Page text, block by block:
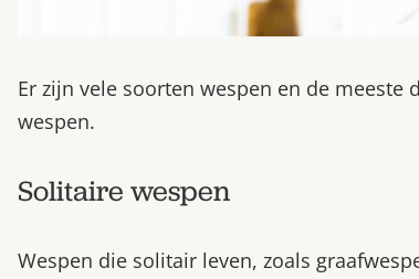
Er zijn vele soorten wespen en de
wespen.
Solitaire wespen
Wespen die solitair leven, zoals